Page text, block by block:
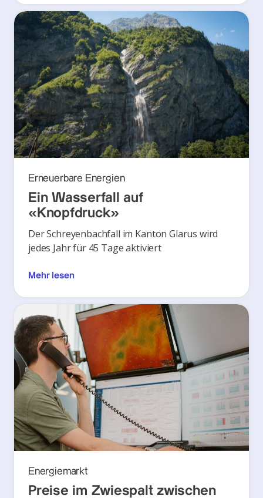
Erneuerbare Energien
Ein Wasserfall auf
«Knopfdruck»
Der Schreyenbachfall im Kanton Glarus wird
jedes Jahr für 45 Tage aktiviert
Mehr lesen
Energiemarkt
Preise im Zwiespalt zwischen